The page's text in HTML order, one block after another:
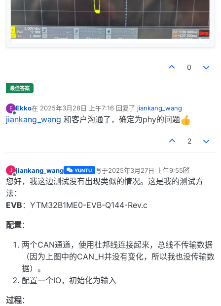
0
E
在线
Ekko在 2025年3月28日 上午7:16 回复了 jiankang_wang
最后由 编辑
jiankang_wang 和客户沟通了，确定为phy的问题
2
J
离线
jiankang_wang YUNTU 写于2025年3月27日 上午9:55
最后由 jiankang_wang 编辑2025年3月27
您好，我这边测试没有出现类似的情况。这是我的测试方
法：
EVB ：YTM32B1ME0-EVB-Q144-Rev.c
配置：
两个CAN通道，使用杜邦线连接起来，总线不传输数据
（因为上图中的CAN_H并没有变化，所以我也没传输数
据）。
配置一个IO，初始化为输入
过程：